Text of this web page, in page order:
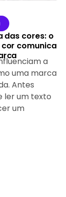
das cores: o
comunica
a
uma marca
Antes
ler um texto
um